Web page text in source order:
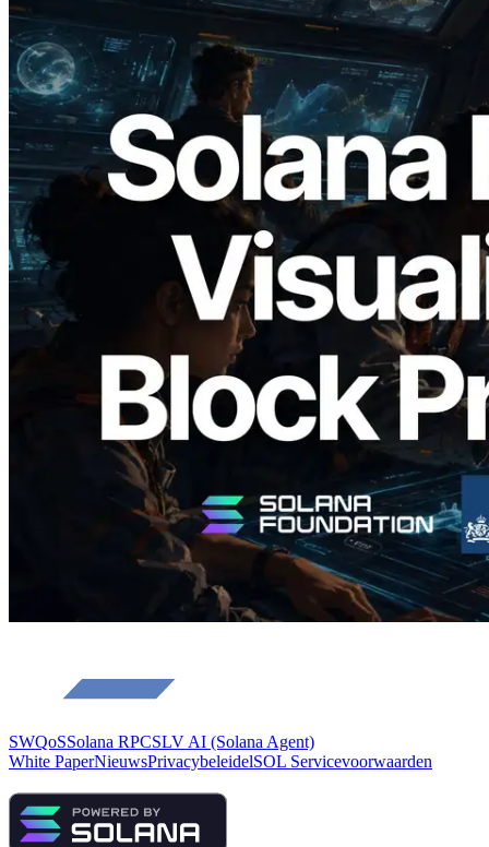
2026.05.24
Validators Solutions lanceert Solana
Block Analyzer — blockproductietijd per
slot en de toegewezen validator
gevisualiseerd
SWQoSSolana RPCSLV AI (Solana Agent)
White PaperNieuwsPrivacybeleidelSOL Servicevoorwaarden